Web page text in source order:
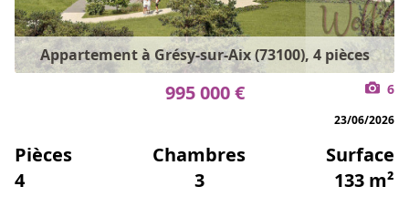
Appartement à Grésy-sur-Aix (73100), 4 pièces
995 000 € 6
23/06/2026
Pièces
4
Chambres
3
Surface
133 m²